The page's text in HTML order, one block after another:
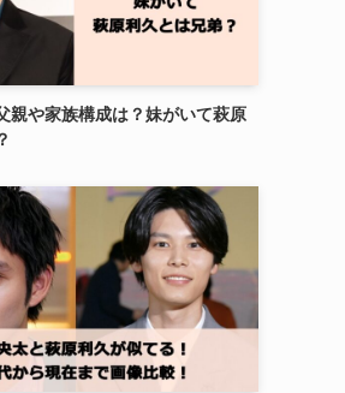
親や家族構成は？妹がいて萩原